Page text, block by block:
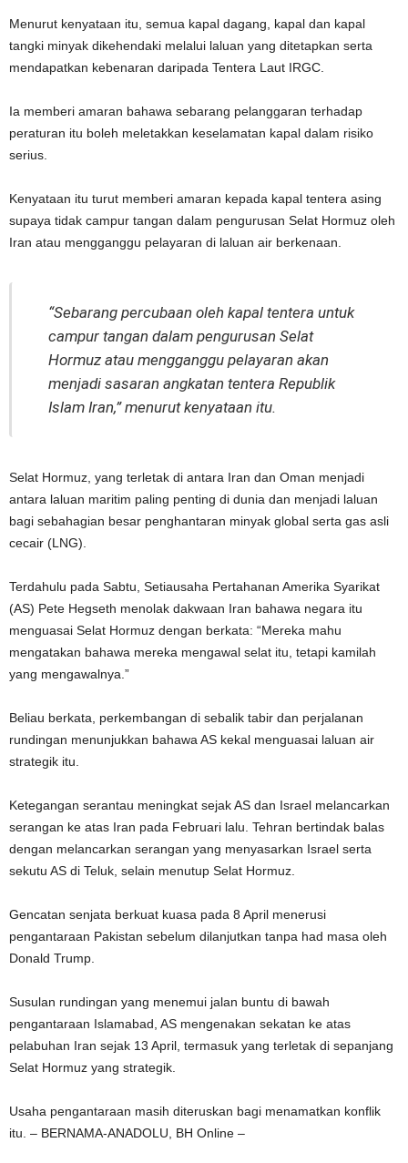
Menurut kenyataan itu, semua kapal dagang, kapal dan kapal
tangki minyak dikehendaki melalui laluan yang ditetapkan serta
mendapatkan kebenaran daripada Tentera Laut IRGC.
Ia memberi amaran bahawa sebarang pelanggaran terhadap
peraturan itu boleh meletakkan keselamatan kapal dalam risiko
serius.
Kenyataan itu turut memberi amaran kepada kapal tentera asing
supaya tidak campur tangan dalam pengurusan Selat Hormuz oleh
Iran atau mengganggu pelayaran di laluan air berkenaan.
“Sebarang percubaan oleh kapal tentera untuk
campur tangan dalam pengurusan Selat
Hormuz atau mengganggu pelayaran akan
menjadi sasaran angkatan tentera Republik
Islam Iran,” menurut kenyataan itu.
Selat Hormuz, yang terletak di antara Iran dan Oman menjadi
antara laluan maritim paling penting di dunia dan menjadi laluan
bagi sebahagian besar penghantaran minyak global serta gas asli
cecair (LNG).
Terdahulu pada Sabtu, Setiausaha Pertahanan Amerika Syarikat
(AS) Pete Hegseth menolak dakwaan Iran bahawa negara itu
menguasai Selat Hormuz dengan berkata: “Mereka mahu
mengatakan bahawa mereka mengawal selat itu, tetapi kamilah
yang mengawalnya.”
Beliau berkata, perkembangan di sebalik tabir dan perjalanan
rundingan menunjukkan bahawa AS kekal menguasai laluan air
strategik itu.
Ketegangan serantau meningkat sejak AS dan Israel melancarkan
serangan ke atas Iran pada Februari lalu. Tehran bertindak balas
dengan melancarkan serangan yang menyasarkan Israel serta
sekutu AS di Teluk, selain menutup Selat Hormuz.
Gencatan senjata berkuat kuasa pada 8 April menerusi
pengantaraan Pakistan sebelum dilanjutkan tanpa had masa oleh
Donald Trump.
Susulan rundingan yang menemui jalan buntu di bawah
pengantaraan Islamabad, AS mengenakan sekatan ke atas
pelabuhan Iran sejak 13 April, termasuk yang terletak di sepanjang
Selat Hormuz yang strategik.
Usaha pengantaraan masih diteruskan bagi menamatkan konflik
itu. – BERNAMA-ANADOLU, BH Online –